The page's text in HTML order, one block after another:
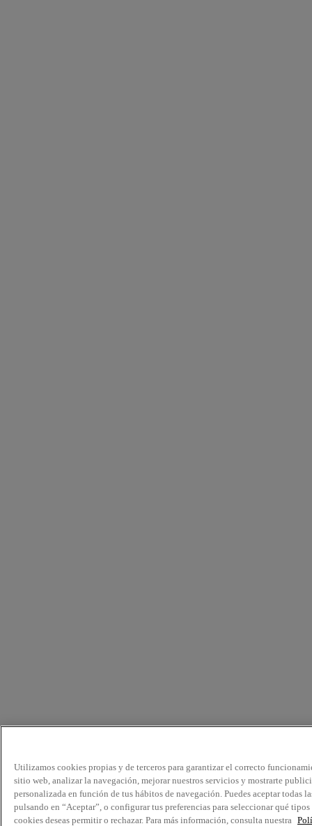
Utilizamos cookies propias y de terceros para garantizar el correcto
sitio web, analizar la navegación, mejorar nuestros servicios y mostrarte
personalizada en función de tus hábitos de navegación. Puedes aceptar todas
pulsando en “Aceptar”, o configurar tus preferencias para seleccionar qué tipos
cookies deseas permitir o rechazar. Para más información, consulta nuestra